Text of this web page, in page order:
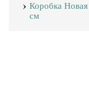
Коробка
см